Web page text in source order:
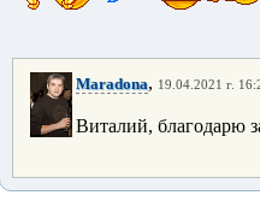
Maradona, 19.04.2021 г.
Виталий, благодарю